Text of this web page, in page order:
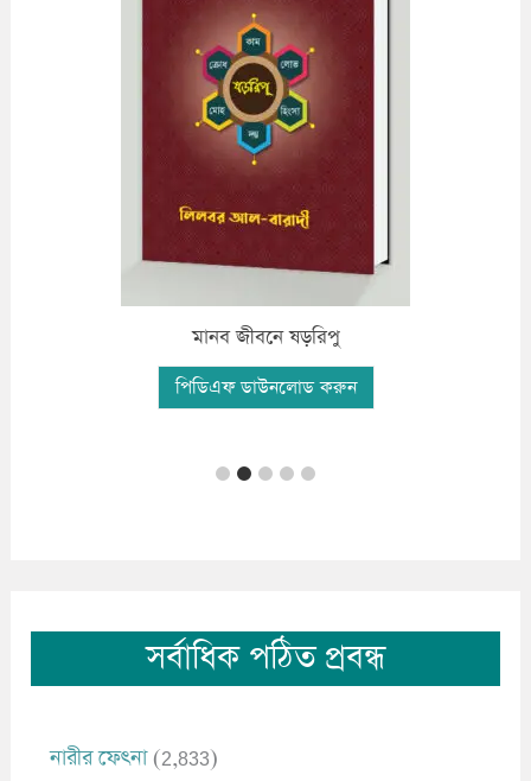
মানব জীবনে ষড়রিপু
পিডিএফ ডাউনলোড করুন
সর্বাধিক পঠিত প্রবন্ধ
নারীর ফেৎনা (2,833)